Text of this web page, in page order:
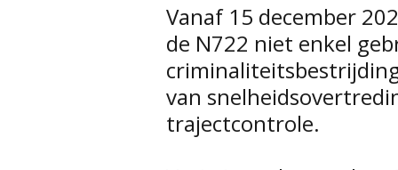
Vanaf 15 december
de N722 niet enkel
van
trajectcontrole.